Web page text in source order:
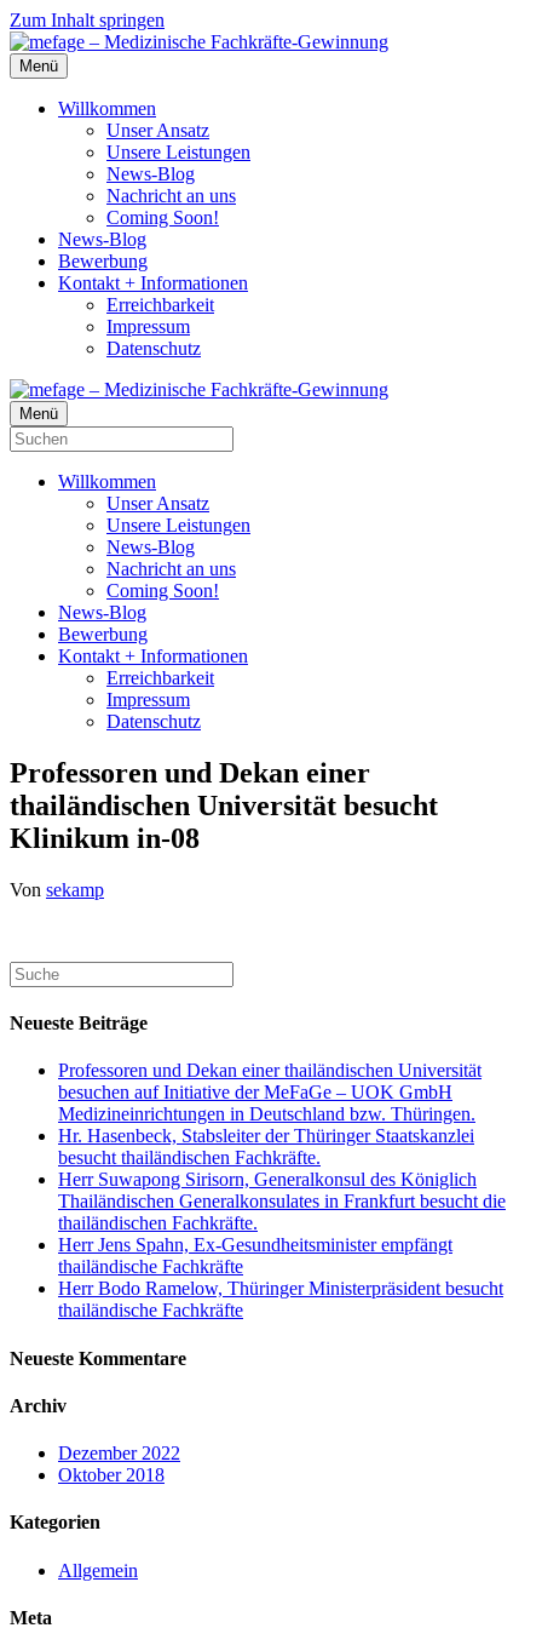
Zum Inhalt springen
Menü
Willkommen
Unser Ansatz
Unsere Leistungen
News-Blog
Nachricht an uns
Coming Soon!
News-Blog
Bewerbung
Kontakt + Informationen
Erreichbarkeit
Impressum
Datenschutz
Menü
Willkommen
Unser Ansatz
Unsere Leistungen
News-Blog
Nachricht an uns
Coming Soon!
News-Blog
Bewerbung
Kontakt + Informationen
Erreichbarkeit
Impressum
Datenschutz
Professoren und Dekan einer
thailändischen Universität besucht
Klinikum in-08
Von sekamp
Neueste Beiträge
Professoren und Dekan einer thailändischen Universität
besuchen auf Initiative der MeFaGe – UOK GmbH
Medizineinrichtungen in Deutschland bzw. Thüringen.
Hr. Hasenbeck, Stabsleiter der Thüringer Staatskanzlei
besucht thailändischen Fachkräfte.
Herr Suwapong Sirisorn, Generalkonsul des Königlich
Thailändischen Generalkonsulates in Frankfurt besucht die
thailändischen Fachkräfte.
Herr Jens Spahn, Ex-Gesundheitsminister empfängt
thailändische Fachkräfte
Herr Bodo Ramelow, Thüringer Ministerpräsident besucht
thailändische Fachkräfte
Neueste Kommentare
Archiv
Dezember 2022
Oktober 2018
Kategorien
Allgemein
Meta